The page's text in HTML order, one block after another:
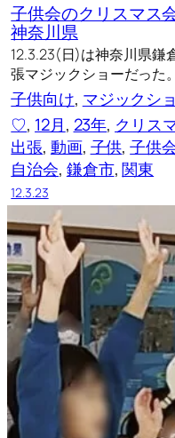
子供会のクリスマス
神奈川県
12.3.23(日)は神奈川県鎌
張マジックショーだった
子供向け, マジックシ
♡, 12月, 23年, クリス
出張, 動画, 子供, 子供
自治会, 鎌倉市, 関東
12.3.23